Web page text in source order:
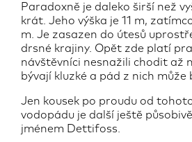
Paradoxně je daleko širší než
krát. Jeho výška je 11 m,
m. Je zasazen do útesů
drsné krajiny. Opět zde platí
návštěvníci nesnažili chodit až
bývají kluzké a pád z nich
Jen kousek po proudu od
vodopádu je další ještě
jménem Dettifoss.